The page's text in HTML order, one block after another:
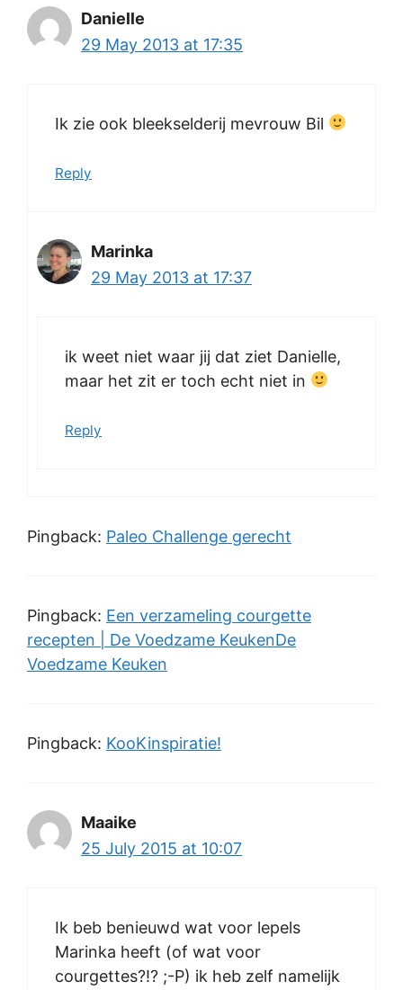
Danielle
29 May 2013 at 17:35
Ik zie ook bleekselderij mevrouw Bil
Reply
Marinka
29 May 2013 at 17:37
ik weet niet waar jij dat ziet Danielle,
maar het zit er toch echt niet in
Reply
Pingback: Paleo Challenge gerecht
Pingback: Een verzameling courgette
recepten | De Voedzame KeukenDe
Voedzame Keuken
Pingback: KooKinspiratie!
Maaike
25 July 2015 at 10:07
Ik beb benieuwd wat voor lepels
Marinka heeft (of wat voor
courgettes?!? ;-P) ik heb zelf namelijk